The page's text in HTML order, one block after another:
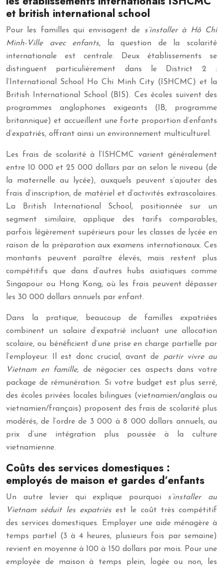
et british international school
Pour les familles qui envisagent de s’installer à Hô Chi
Minh-Ville avec enfants, la question de la scolarité
internationale est centrale. Deux établissements se
distinguent particulièrement dans le District 2 :
l’International School Ho Chi Minh City (ISHCMC) et la
British International School (BIS). Ces écoles suivent des
programmes anglophones exigeants (IB, programme
britannique) et accueillent une forte proportion d’enfants
d’expatriés, offrant ainsi un environnement multiculturel.
Les frais de scolarité à l’ISHCMC varient généralement
entre 10 000 et 25 000 dollars par an selon le niveau (de
la maternelle au lycée), auxquels peuvent s’ajouter des
frais d’inscription, de matériel et d’activités extrascolaires.
La British International School, positionnée sur un
segment similaire, applique des tarifs comparables,
parfois légèrement supérieurs pour les classes de lycée en
raison de la préparation aux examens internationaux. Ces
montants peuvent paraître élevés, mais restent plus
compétitifs que dans d’autres hubs asiatiques comme
Singapour ou Hong Kong, où les frais peuvent dépasser
les 30 000 dollars annuels par enfant.
Dans la pratique, beaucoup de familles expatriées
combinent un salaire d’expatrié incluant une allocation
scolaire, ou bénéficient d’une prise en charge partielle par
l’employeur. Il est donc crucial, avant de partir vivre au
Vietnam en famille, de négocier ces aspects dans votre
package de rémunération. Si votre budget est plus serré,
des écoles privées locales bilingues (vietnamien/anglais ou
vietnamien/français) proposent des frais de scolarité plus
modérés, de l’ordre de 3 000 à 8 000 dollars annuels, au
prix d’une intégration plus poussée à la culture
vietnamienne.
Coûts des services domestiques :
employés de maison et gardes d’enfants
Un autre levier qui explique pourquoi s’installer au
Vietnam séduit les expatriésest le coût très compétitif
des services domestiques. Employer une aide ménagère à
temps partiel (3 à 4 heures, plusieurs fois par semaine)
revient en moyenne à 100 à 150 dollars par mois. Pour une
employée de maison à temps plein, logée ou non, les